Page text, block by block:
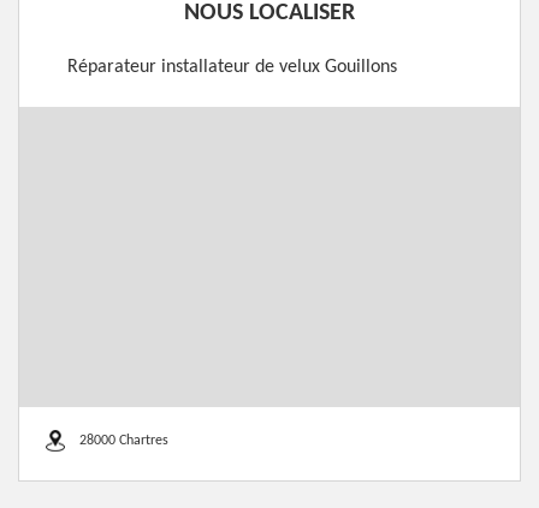
NOUS LOCALISER
Réparateur installateur de velux Gouillons
28000 Chartres